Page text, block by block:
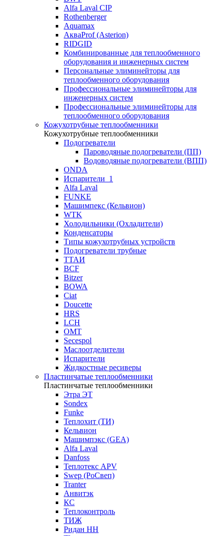
Alfa Laval CIP
Rothenberger
Aquamax
АкваProf (Asterion)
RIDGID
Комбинированные для теплообменного
оборудования и инженерных систем
Персональные элиминейторы для
теплообменного оборудования
Профессиональные элиминейторы для
инженерных систем
Профессиональные элиминейторы для
теплообменного оборудования
Кожухотрубные теплообменники
Кожухотрубные теплообменники
Подогреватели
Пароводяные подогреватели (ПП)
Водоводяные подогреватели (ВПП)
ONDA
Испарители_1
Alfa Laval
FUNKE
Машимпекс (Кельвион)
WTK
Холодильники (Охладители)
Конденсаторы
Типы кожухотрубных устройств
Подогреватели трубные
ТТАИ
BCF
Bitzer
BOWA
Ciat
Doucette
HRS
LCH
OMT
Secespol
Маслоотделители
Испарители
Жидкостные ресиверы
Пластинчатые теплообменники
Пластинчатые теплообменники
Этра ЭТ
Sondex
Funke
Теплохит (ТИ)
Кельвион
Машимпэкс (GEA)
Alfa Laval
Danfoss
Теплотекс APV
Swep (РоСвеп)
Tranter
Анвитэк
КС
Теплоконтроль
ТИЖ
Ридан НН